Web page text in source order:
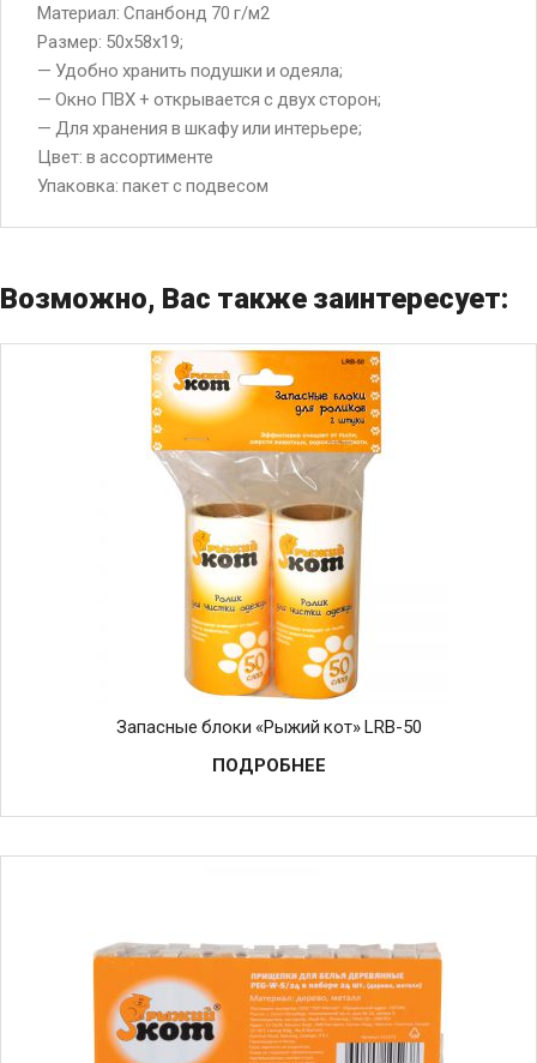
Материал: Спанбонд 70 г/м2
Размер: 50х58х19;
— Удобно хранить подушки и одеяла;
— Окно ПВХ + открывается с двух сторон;
— Для хранения в шкафу или интерьере;
Цвет: в ассортименте
Упаковка: пакет с подвесом
Возможно, Вас также заинтересует:
Запасные блоки «Рыжий кот» LRB-50
ПОДРОБНЕЕ